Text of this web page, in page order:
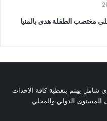
مغتصب الطفلة هدى بالمنيا
شامل يهتم بتغطية كافة الاحداث
المستوى الدولي والمحلي